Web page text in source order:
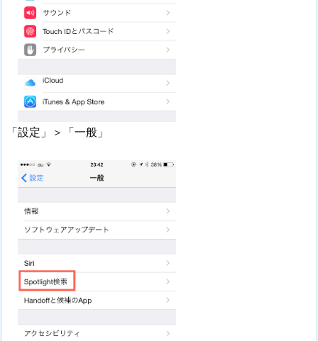
「設定」＞「一般」